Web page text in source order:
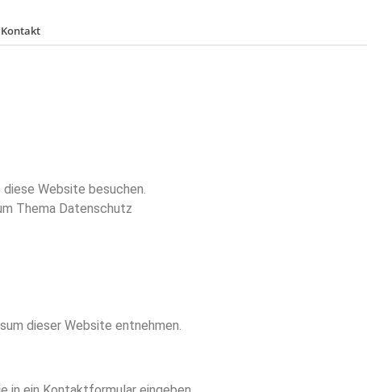
Kontakt
Website besuchen.
Thema Datenschutz
dieser Website entnehmen.